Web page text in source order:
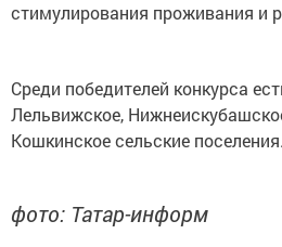
стимулирования проживания и
Среди победителей конкурса
Лельвижское,
Кошкинское сельские поселения.
фото: Татар-информ